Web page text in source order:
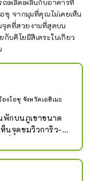
เพลิดเพลินกับอาคารที่
ซุ จากมุมที่คุณไม่เคยเห็น
จุดที่สวยงามที่สุดบน
บคิโยมิสึเดระในเกียว
งโอซุ จังหวัดเอฮิเมะ
พักบนภูเขาขนาด
นจุดชมวิวการิว-บุ
ครองลำดับที่สาม
องมังกรเอนกาย''